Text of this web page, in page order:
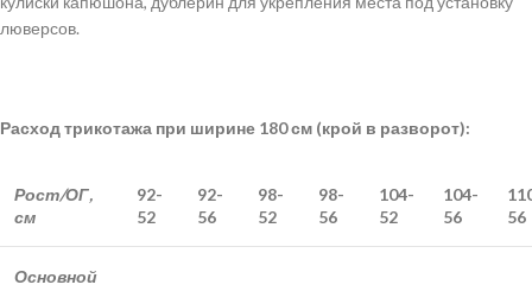
люверсов.
Расход трикотажа при ширине 180 см (крой в разворот):
Рост/ОГ,
см
92-
52
92-
56
98-
52
98-
56
104-
52
104-
56
56
Основной